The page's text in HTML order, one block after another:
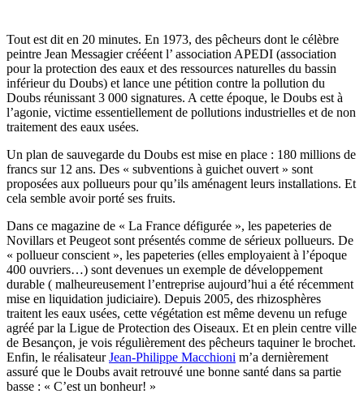
Tout est dit en 20 minutes. En 1973, des pêcheurs dont le célèbre
peintre Jean Messagier crééent l’ association APEDI (association
pour la protection des eaux et des ressources naturelles du bassin
inférieur du Doubs) et lance une pétition contre la pollution du
Doubs réunissant 3 000 signatures. A cette époque, le Doubs est à
l’agonie, victime essentiellement de pollutions industrielles et de non
traitement des eaux usées.
Un plan de sauvegarde du Doubs est mise en place : 180 millions de
francs sur 12 ans. Des « subventions à guichet ouvert » sont
proposées aux pollueurs pour qu’ils aménagent leurs installations. Et
cela semble avoir porté ses fruits.
Dans ce magazine de « La France défigurée », les papeteries de
Novillars et Peugeot sont présentés comme de sérieux pollueurs. De
« pollueur conscient », les papeteries (elles employaient à l’époque
400 ouvriers…) sont devenues un exemple de développement
durable ( malheureusement l’entreprise aujourd’hui a été récemment
mise en liquidation judiciaire). Depuis 2005, des rhizosphères
traitent les eaux usées, cette végétation est même devenu un refuge
agréé par la Ligue de Protection des Oiseaux. Et en plein centre ville
de Besançon, je vois régulièrement des pêcheurs taquiner le brochet.
Enfin, le réalisateurJean-Philippe Macchioni m’a dernièrement
assuré que le Doubs avait retrouvé une bonne santé dans sa partie
basse : « C’est un bonheur! »